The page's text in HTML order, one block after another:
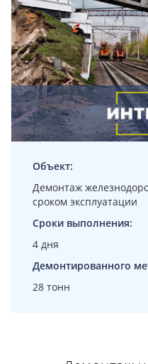
Объект:
Демонтаж
сроком эксплуатации
Сроки выполнения:
4 дня
Демонтированного
28 тонн